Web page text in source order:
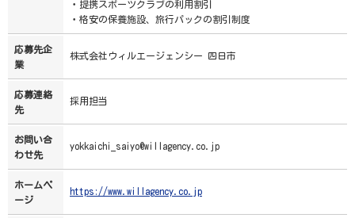
・提携スポーツクラブの利用割引
・格安の保養施設、旅行パックの割引制度
応募先企
業
株式会社ウィルエージェンシー 四日市
応募連絡
先
採用担当
お問い合
わせ先
yokkaichi_saiyo@willagency.co.jp
ホームペ
ージ
https://www.willagency.co.jp